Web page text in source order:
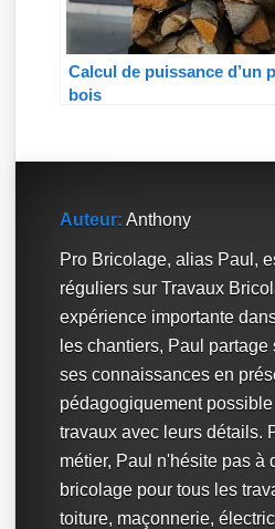
Calcul de puissance d’un
bois
Auteur: Anthony
Pro Bricolage, alias Paul,
réguliers sur Travaux
expérience importante
les chantiers, Paul
ses connaissances en
pédagogiquement
travaux avec leurs détails.
métier, Paul n'hésite pas à
bricolage pour tous les
toiture, maçonnerie,